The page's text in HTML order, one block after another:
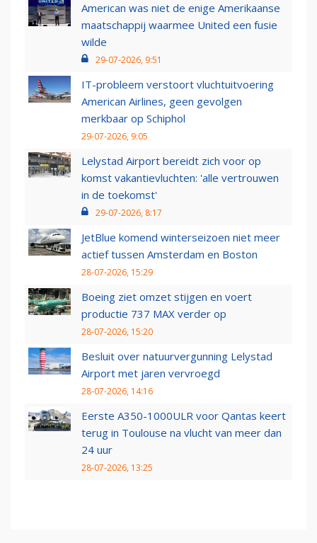
American was niet de enige Amerikaanse
maatschappij waarmee United een fusie
wilde
29-07-2026, 9:51
IT-probleem verstoort vluchtuitvoering
American Airlines, geen gevolgen
merkbaar op Schiphol
29-07-2026, 9:05
Lelystad Airport bereidt zich voor op
komst vakantievluchten: 'alle vertrouwen
in de toekomst'
29-07-2026, 8:17
JetBlue komend winterseizoen niet meer
actief tussen Amsterdam en Boston
28-07-2026, 15:29
Boeing ziet omzet stijgen en voert
productie 737 MAX verder op
28-07-2026, 15:20
Besluit over natuurvergunning Lelystad
Airport met jaren vervroegd
28-07-2026, 14:16
Eerste A350-1000ULR voor Qantas keert
terug in Toulouse na vlucht van meer dan
24 uur
28-07-2026, 13:25